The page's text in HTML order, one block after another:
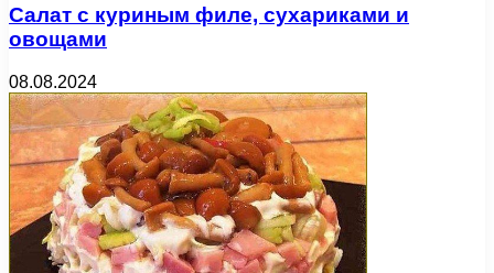
Салат с куриным филе, сухариками и
овощами
08.08.2024